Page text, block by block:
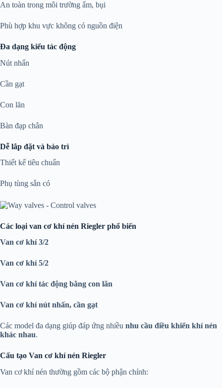
An toàn trong môi trường ẩm, bụi
Phù hợp khu vực không có nguồn điện
Đa dạng kiểu tác động
Nút nhấn
Cần gạt
Con lăn
Bàn đạp chân
Dễ lắp đặt và bảo trì
Thiết kế tiêu chuẩn
Phụ tùng sẵn có
Các loại van cơ khí nén Riegler phổ biến
Van cơ khí 3/2
Van cơ khí 5/2
Van cơ khí tác động bằng con lăn
Van cơ khí nút nhấn, cần gạt
Các model đa dạng giúp đáp ứng nhiều nhu cầu điều khiển khí nén
khác nhau.
Cấu tạo Van cơ khí nén Riegler
Van cơ khí nén thường gồm các bộ phận chính: